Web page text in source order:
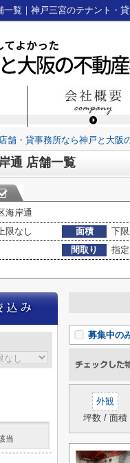
舗・貸事務所なら神戸と大阪
通 店舗一覧
海岸通
限なし 面積 下
間取り
指
募集中の
外観
坪数 / 面積
当